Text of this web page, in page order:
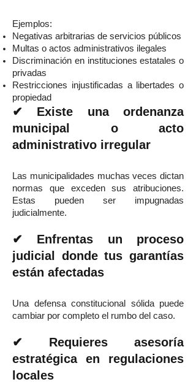
Ejemplos:
Negativas arbitrarias de servicios públicos
Multas o actos administrativos ilegales
Discriminación en instituciones estatales o
privadas
Restricciones injustificadas a libertades o
propiedad
✔ Existe una ordenanza
municipal o acto
administrativo irregular
Las municipalidades muchas veces dictan
normas que exceden sus atribuciones.
Estas pueden ser impugnadas
judicialmente.
✔ Enfrentas un proceso
judicial donde tus garantías
están afectadas
Una defensa constitucional sólida puede
cambiar por completo el rumbo del caso.
✔ Requieres asesoría
estratégica en regulaciones
locales